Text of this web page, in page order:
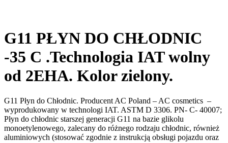
G11 PŁYN DO CHŁODNIC
-35 C .Technologia IAT wolny
od 2EHA. Kolor zielony.
G11 Płyn do Chłodnic. Producent AC Poland – AC cosmetics –
wyprodukowany w technologi IAT. ASTM D 3306. PN- C- 40007;
Płyn do chłodnic starszej generacji G11 na bazie glikolu
monoetylenowego, zalecany do różnego rodzaju chłodnic, również
aluminiowych (stosować zgodnie z instrukcją obsługi pojazdu oraz